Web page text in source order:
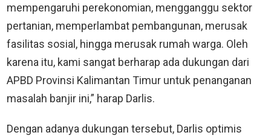
mempengaruhi perekonomian, mengganggu sektor
pertanian, memperlambat pembangunan, merusak
fasilitas sosial, hingga merusak rumah warga. Oleh
karena itu, kami sangat berharap ada dukungan dari
APBD Provinsi Kalimantan Timur untuk penanganan
masalah banjir ini,” harap Darlis.
Dengan adanya dukungan tersebut, Darlis optimis